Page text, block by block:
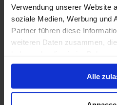
Verwendung unserer Website
soziale Medien, Werbung und
Partner führen diese
weiteren Daten zusammen,
gesammelt haben.
Alle
Alleen Cruise
Caribbean vanaf Miami,
MSC Meraviglia
Van / Naar Miami
Volpension